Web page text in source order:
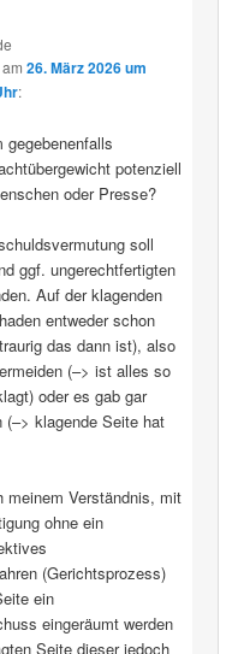
26. März 2026 um
:
potenziell
oder Presse?
soll
ggf. ungerechtfertigten
Auf der klagenden
entweder schon
das dann ist), also
(–> ist alles so
oder es gab gar
(–> klagende Seite hat
meinem Verständnis, mit
ohne ein
(Gerichtsprozess)
ein
eingeräumt werden
Seite dieser jedoch